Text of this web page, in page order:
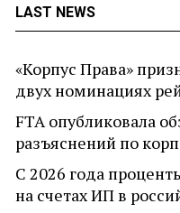
LAST NEWS
«Корпус Права»
двух номинациях
FTA опубликовала
разъяснений по
С 2026 года
на счетах ИП в